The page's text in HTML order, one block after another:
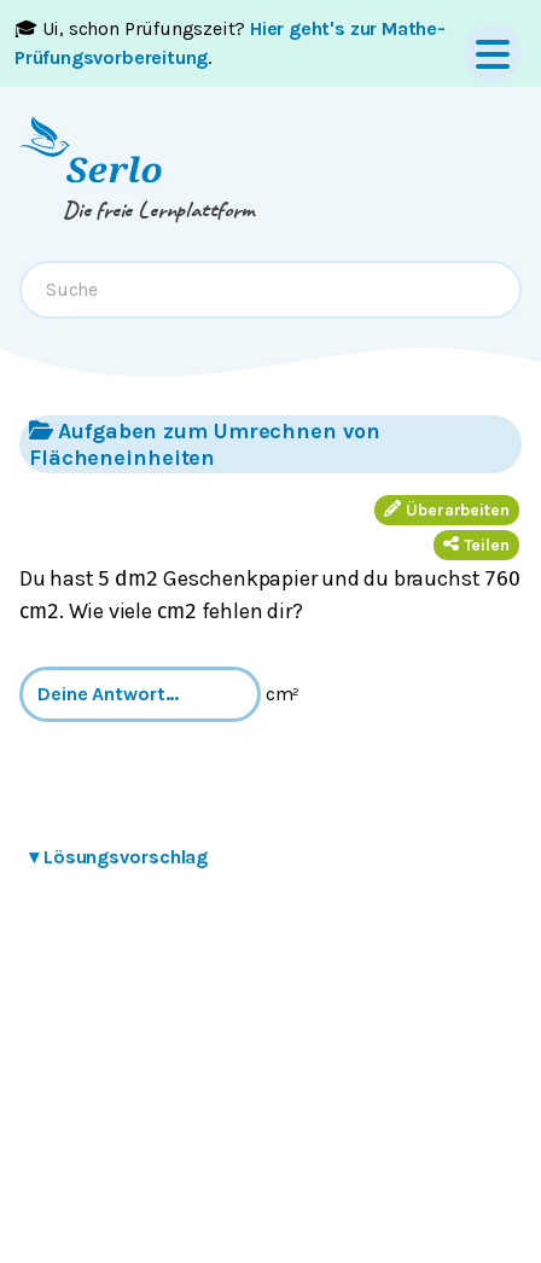
🎓 Ui, schon Prüfungszeit? Hier geht's zur Mathe-
Prüfungsvorbereitung.
Springe zumInhaltoderFooter
Die freie Lernplattform
Aufgaben zum Umrechnen von
Flächeneinheiten
Überarbeiten
Teilen
Du hast 5 dm2 Geschenkpapier und du brauchst 760
cm2. Wie viele cm2 fehlen dir?
cm²
▾ Lösungsvorschlag